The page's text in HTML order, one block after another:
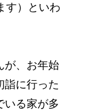
す）といわ
が、お年始
詣に行った
いる家が多